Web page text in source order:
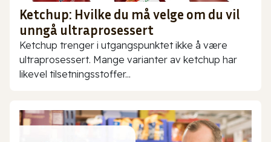
Ketchup: Hvilke du må velge om du vil
unngå ultraprosessert
Ketchup trenger i utgangspunktet ikke å være
ultraprosessert. Mange varianter av ketchup har
likevel tilsetningsstoffer...